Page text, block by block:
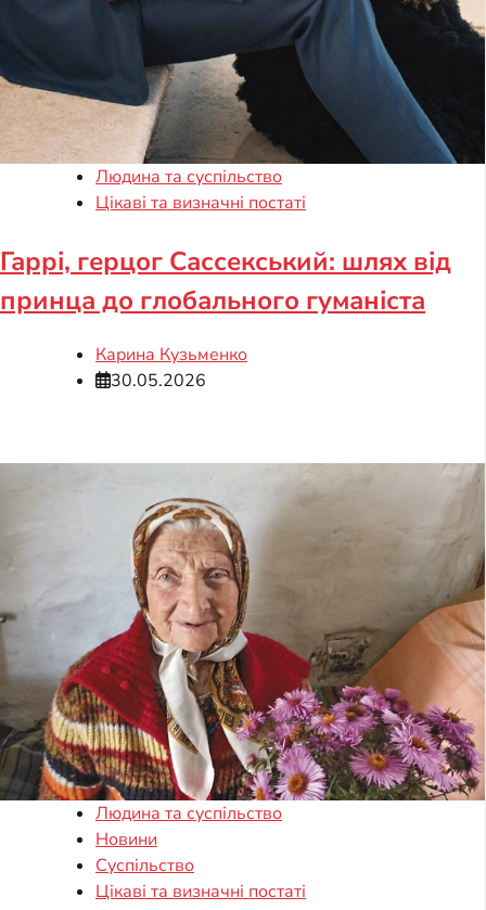
Людина та суспільство
Цікаві та визначні постаті
Гаррі, герцог Сассекський: шлях від
принца до глобального гуманіста
Карина Кузьменко
30.05.2026
Людина та суспільство
Новини
Суспільство
Цікаві та визначні постаті